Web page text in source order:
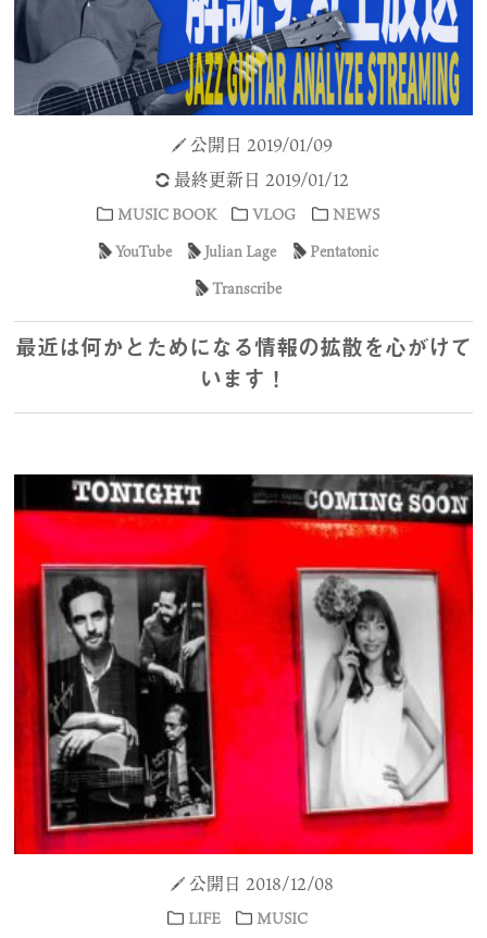
公開日 2019/01/09
最終更新日 2019/01/12
MUSIC BOOK VLOG
NEWS
YouTube
Julian Lage
Pentatonic
Transcribe
最近は何かとためになる情報の拡散を心がけて
います！
公開日 2018/12/08
LIFE MUSIC